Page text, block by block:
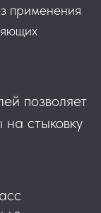
применения
позволяет
стыковку